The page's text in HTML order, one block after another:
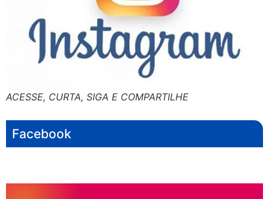
ACESSE, CURTA, SIGA E COMPARTILHE
Facebook